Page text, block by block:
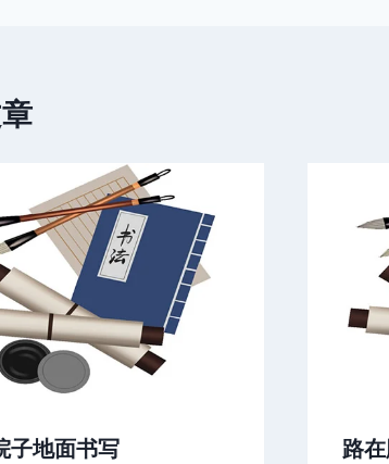
子地面书写 路